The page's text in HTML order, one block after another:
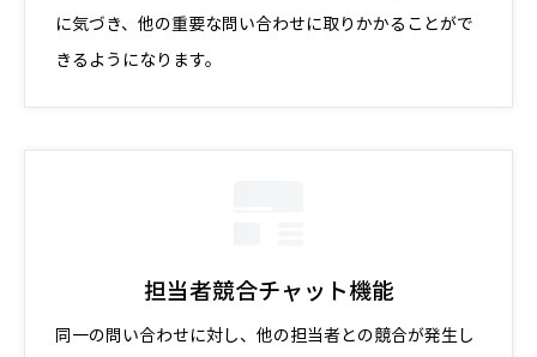
に気づき、他の重要な問い合わせに取りかかることがで
きるようになります。
担当者競合チャット機能
同一の問い合わせに対し、他の担当者との競合が発生し